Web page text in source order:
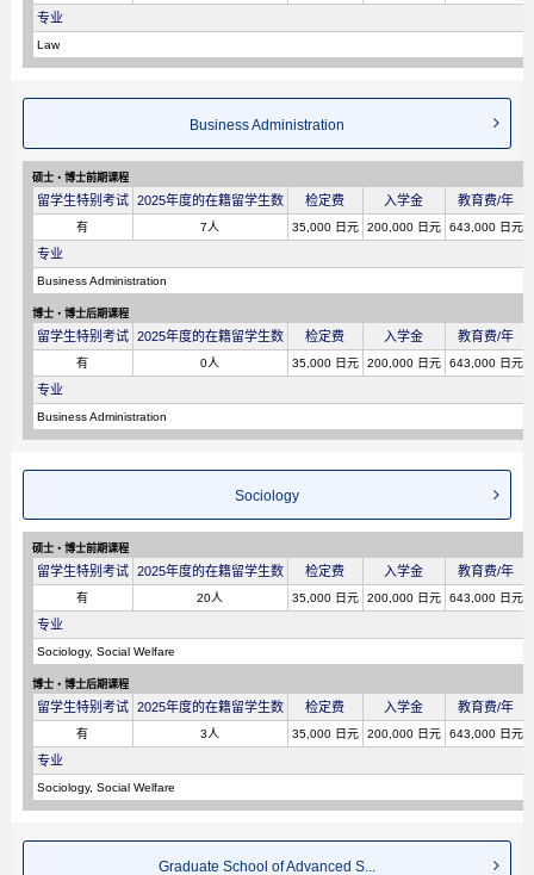
专业
Law
Business Administration
硕士・博士前期课程
留学生特别考试 2025年度的在籍留学生数 检定费 入学金 教育费/年
有 7人 35,000 日元 200,000 日元 643,000 日元
专业
Business Administration
博士・博士后期课程
留学生特别考试 2025年度的在籍留学生数 检定费 入学金 教育费/年
有 0人 35,000 日元 200,000 日元 643,000 日元
专业
Business Administration
Sociology
硕士・博士前期课程
留学生特别考试 2025年度的在籍留学生数 检定费 入学金 教育费/年
有 20人 35,000 日元 200,000 日元 643,000 日元
专业
Sociology, Social Welfare
博士・博士后期课程
留学生特别考试 2025年度的在籍留学生数 检定费 入学金 教育费/年
有 3人 35,000 日元 200,000 日元 643,000 日元
专业
Sociology, Social Welfare
Graduate School of Advanced S...